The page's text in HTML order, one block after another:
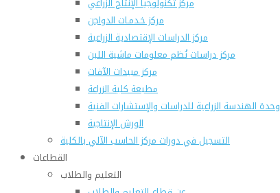
مركز خـدمـات الدواجن
مركز الدراسات الإقتصادية الزراعية
مركز دراسات نُظم معلومات ماشية اللبن
مركز مبيدات الآفات
مطبعة كلية الزراعة
وحدة الهندسة الزراعية للدراسات والإستشارات الفنية
الورش الإنتاجية
التسجيل في دورات مركز الحاسب الآلي بالكلية
القطاعات
التعليم والطلاب